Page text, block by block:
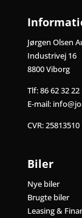
Jørgen Olsen
Industrivej 16
8800 Viborg
Tlf:86 62 32 22
E-mail:
CVR: 25813510
Biler
Nye biler
Brugte biler
Leasing &